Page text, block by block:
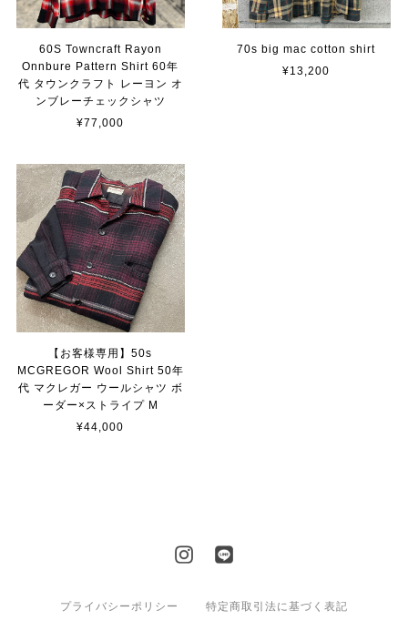
60S Towncraft Rayon
Onnbure Pattern Shirt 60年
代 タウンクラフト レーヨン オ
ンブレーチェックシャツ
¥77,000
70s big mac cotton shirt
¥13,200
【お客様専用】50s
MCGREGOR Wool Shirt 50年
代 マクレガー ウールシャツ ボ
ーダー×ストライプ M
¥44,000
プライバシーポリシー 特定商取引法に基づく表記